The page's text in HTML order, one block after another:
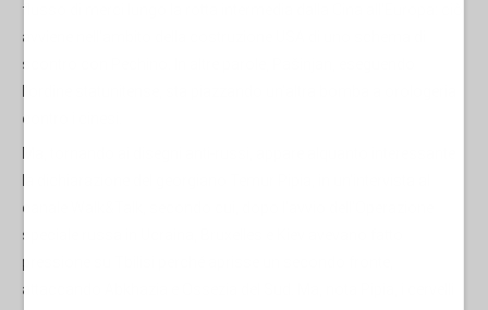
flusso di merci lungo la rotta intermedia dalla Cina all'Europa: ciò
avviene nell'ambito della costruzione USA di uno schema di
scontro con Pechino. In altre parole, Pašinjan, eseguendo
contro i cinesi.
canale Walk&Talk, secondo cui, dopo l'avvio dell'Operazione
speciale russa in Ucraina, Bruxelles e Kiev avevano fatto
pressione su Tbilisi perché aprisse un secondo fronte,
attaccando Abkhazia e Ossezia del Sud. Ma, nota Pipia, i cervelli